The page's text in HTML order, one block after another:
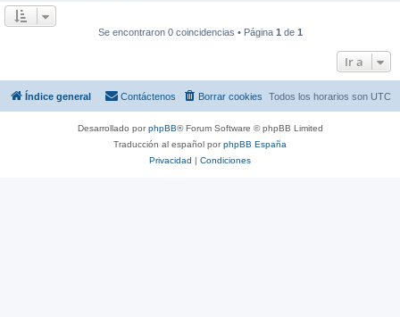
Se encontraron 0 coincidencias • Página 1 de 1
Ir a
Índice general Todos los horarios son UTC
Borrar cookies
Contáctenos
Desarrollado porphpBB® Forum Software © phpBB Limited
Traducción al español porphpBB España
Privacidad | Condiciones